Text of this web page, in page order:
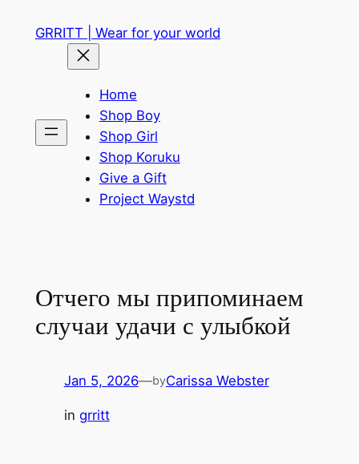
GRRITT | Wear for your world
Home
Shop Boy
Shop Girl
Shop Koruku
Give a Gift
Project Waystd
Отчего мы припоминаем
случаи удачи с улыбкой
Jan 5, 2026—byCarissa Webster
in grritt